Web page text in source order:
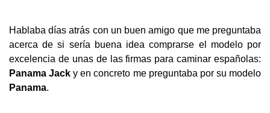
Hablaba días atrás con un buen amigo que me preguntaba
acerca de si sería buena idea comprarse el modelo por
excelencia de unas de las firmas para caminar españolas:
Panama Jack y en concreto me preguntaba por su modelo
Panama.